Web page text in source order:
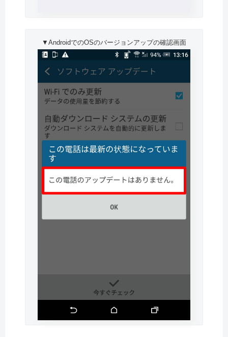
▼AndroidでのOSのバージョンアップの確認画面